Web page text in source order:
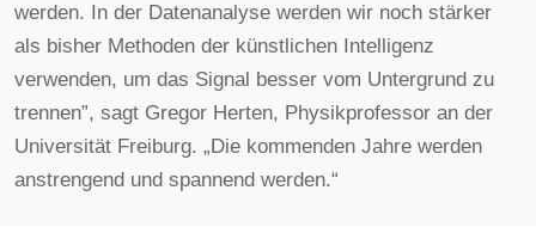
werden. In der Datenanalyse werden wir noch stärker
als bisher Methoden der künstlichen Intelligenz
verwenden, um das Signal besser vom Untergrund zu
trennen”, sagt Gregor Herten, Physikprofessor an der
Universität Freiburg. „Die kommenden Jahre werden
anstrengend und spannend werden.“